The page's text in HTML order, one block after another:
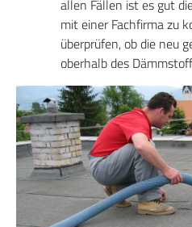
allen Fällen ist es gut
mit einer Fachfirma zu
überprüfen, ob die neu
oberhalb des